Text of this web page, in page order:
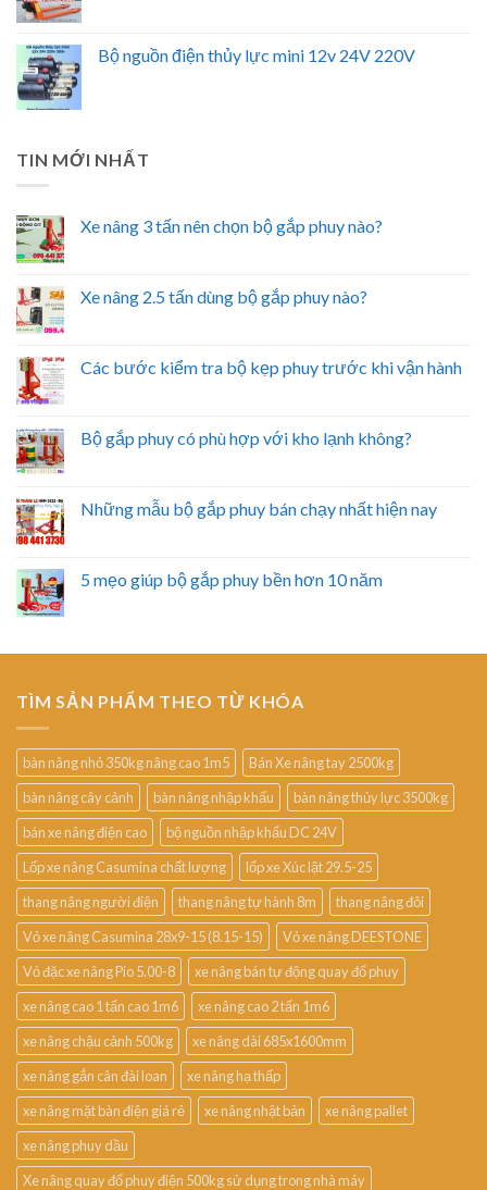
Bộ nguồn điện thủy lực mini 12v 24V 220V
TIN MỚI NHẤT
Xe nâng 3 tấn nên chọn bộ gắp phuy nào?
Xe nâng 2.5 tấn dùng bộ gắp phuy nào?
Các bước kiểm tra bộ kẹp phuy trước khi vận hành
Bộ gắp phuy có phù hợp với kho lạnh không?
Những mẫu bộ gắp phuy bán chạy nhất hiện nay
5 mẹo giúp bộ gắp phuy bền hơn 10 năm
TÌM SẢN PHẨM THEO TỪ KHÓA
bàn nâng nhỏ 350kg nâng cao 1m5
Bán Xe nâng tay 2500kg
bàn nâng cây cảnh
bàn nâng nhập khẩu
bàn nâng thủy lực 3500kg
bán xe nâng điện cao
bộ nguồn nhập khẩu DC 24V
Lốp xe nâng Casumina chất lượng
lốp xe Xúc lật 29.5-25
thang nâng người điện
thang nâng tự hành 8m
thang nâng đôi
Vỏ xe nâng Casumina 28x9-15 (8.15-15)
Vỏ xe nâng DEESTONE
Vỏ đặc xe nâng Pio 5.00-8
xe nâng bán tự động quay đổ phuy
xe nâng cao 1 tấn cao 1m6
xe nâng cao 2 tấn 1m6
xe nâng chậu cảnh 500kg
xe nâng dài 685x1600mm
xe nâng gắn cân đài loan
xe nâng hạ thấp
xe nâng mặt bàn điện giá rẻ
xe nâng nhật bản
xe nâng pallet
xe nâng phuy dầu
Xe nâng quay đổ phuy điện 500kg sử dụng trong nhà máy